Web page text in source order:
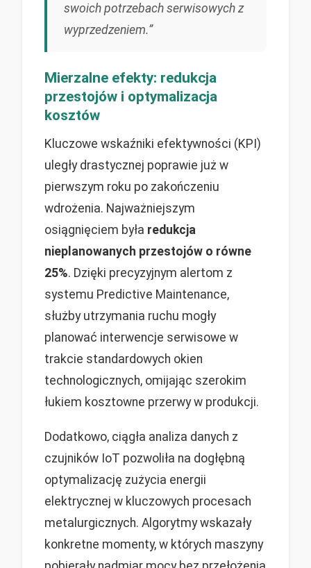
swoich potrzebach serwisowych z
wyprzedzeniem.”
Mierzalne efekty: redukcja
przestojów i optymalizacja
kosztów
Kluczowe wskaźniki efektywności (KPI)
uległy drastycznej poprawie już w
pierwszym roku po zakończeniu
wdrożenia. Najważniejszym
osiągnięciem była redukcja
nieplanowanych przestojów o równe
25%. Dzięki precyzyjnym alertom z
systemu Predictive Maintenance,
służby utrzymania ruchu mogły
planować interwencje serwisowe w
trakcie standardowych okien
technologicznych, omijając szerokim
łukiem kosztowne przerwy w produkcji.
Dodatkowo, ciągła analiza danych z
czujników IoT pozwoliła na dogłębną
optymalizację zużycia energii
elektrycznej w kluczowych procesach
metalurgicznych. Algorytmy wskazały
konkretne momenty, w których maszyny